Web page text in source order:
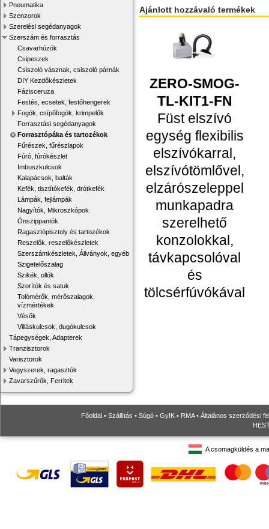
Pneumatika
Szenzorok
Szerelési segédanyagok
Szerszám és forrasztás
Csavarhúzók
Csipeszek
Csiszoló vásznak, csiszoló párnák
DIY Kezdőkészletek
Fázisceruza
Festés, ecsetek, festőhengerek
Fogók, csípőfogók, krimpelők
Forrasztási segédanyagok
Forrasztópáka és tartozékok
Fűrészek, fűrészlapok
Fúró, fúrókészlet
Imbuszkulcsok
Kalapácsok, balták
Kefék, tisztítókefék, drótkefék
Lámpák, fejlámpák
Nagyítók, Mikroszkópok
Ónszippantók
Ragasztópisztoly és tartozékok
Reszelők, reszelőkészletek
Szerszámkészletek, Állványok, egyéb
Szigetelőszalag
Szikék, ollók
Szorítók és satuk
Tolómérők, mérőszalagok,
vízmértékek
Vésők
Villáskulcsok, dugókulcsok
Tápegységek, Adapterek
Tranzisztorok
Varisztorok
Vegyszerek, ragasztók
Zavarszűrők, Ferritek
Ajánlott hozzávaló termékek
ZERO-SMOG-
TL-KIT1-FN
Füst elszívó
egység flexibilis
elszívókarral,
elszívótömlővel,
elzárószeleppel
munkapadra
szerelhető
konzolokkal,
távkapcsolóval
és
tölcsérfúvókával
Főoldal • Szállítás • Súgó • GyIK • RMA• Általános szerződési
A csomagküldés a